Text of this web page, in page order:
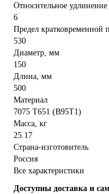
Относительное
6
Предел кратковременной
530
Диаметр, мм
150
Длина, мм
500
Материал
7075 Т651 (В95Т1)
Масса, кг
25.17
Страна-изготовитель
Россия
Все характеристики
Доступны доставка и